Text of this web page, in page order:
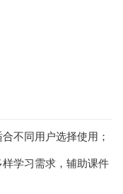
不同用户选择使用；
学习需求，辅助课件